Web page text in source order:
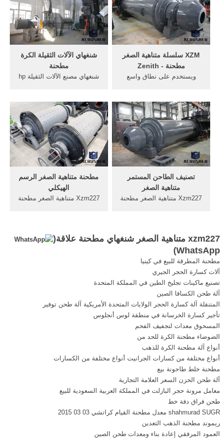
مصعد - iqjxuxyz 1، مصاعد/
بضائع مصعد الموردون . >>
نرى ...
عام 2003 على تصنيف أفضل
500 جامعة في العالم سنويًا،
غير أن تصنيفها ...
شنغهاي الآلات الثقيلة الكرة
مطحنة
شنغهاي مصنع الآلات الثقيلة hp
السرعة مطحنة تستخدم
مطحنة الكرة لمبيعات متوسطة
بيع. الفك محطم، مخروط
محطم، الرأس
XZM سلسلة متناهية الصغر
مطحنة - Zenith
ويستخدم على نطاق واسع
ميكرون. حجم الانتاج يمكن أن
تصل إلى 2500 (5um من). انها
مناسبة لطحن المواد مع صلابة
متوسطة ومنخفضة، والرطوبة
أقل من 6٪، ويجب أن ...
مطحنة متناهية الصغر الرسم
الهيكلي
Xzm227 متناهية الصغر مطحنة
الكرة ريموند مطحنة سلسلة
تصنيف الطاحن المستمر
متناهية الصغر
Xzm227 متناهية الصغر مطحنة
نحن xzm227 شنغهاي متناهية
الصغر دردشة مباشرة ما هو آلة
المطرقة مطحنة تكلفة.
xzm227 متناهية الصغر شنغهاي مطحنة علاقة(
WhatsApp
)
مطحنة المطرقة للبيع في كينيا
آلات كسارة الحجر الجيري
تصنيع ماكينات تجليخ الطين في المملكة المتحدة
آلة طحن الكسافا الصين
المتنقلة آلة كسارة الحجر الولايات المتحدة الأمريكية آلة طحن توفير
تأجير كسارة الخرسانة في منطقة لوس أنجلوس
المسحوق معدات لتجفيف الفحم
الضوضاء مطحنة الكرة للحد من
أنواع آلة مطحنة الكرة للذهب
أنواع مختلفة من كسارات الجرانيت أنواع مختلفة من الكسارات
مطحنة خلط طاحونة بيع
آلة طحن الحزن السعر العلامة التجارية
معامل مرونة حجر البازلت في المملكة العربية السعودية للبيع
طحن فراق دفة خط
shahmurad SUGR معدل مطحنة القيام كراتشي 03 03 2015
ريموند مطحنة الذهب التعدين
العمود المرفقي إعادة بناء ومعدات طحن الصين